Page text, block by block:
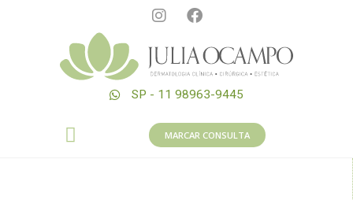
SP - 11 98963-9445
MARCAR CONSULTA